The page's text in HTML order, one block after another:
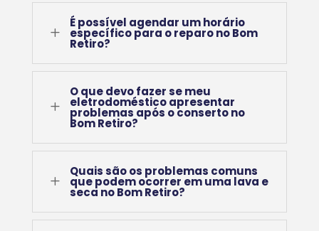
L
É possível agendar um horário
específico para o reparo no Bom
Retiro?
L
O que devo fazer se meu
eletrodoméstico apresentar
problemas após o conserto no
Bom Retiro?
L
Quais são os problemas comuns
que podem ocorrer em uma lava e
seca no Bom Retiro?